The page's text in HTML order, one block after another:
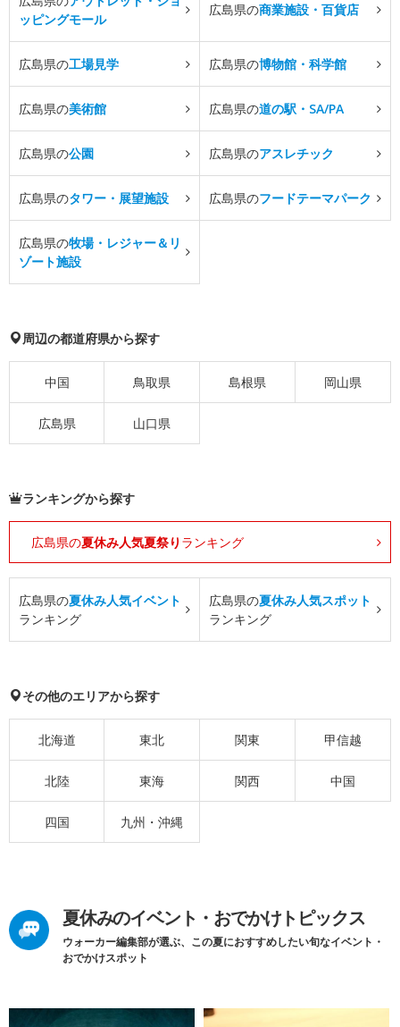
ッピングモール
広島県の商業施設・百貨店
広島県の工場見学 広島県の博物館・科学館
広島県の美術館 広島県の道の駅・SA/PA
広島県の公園 広島県のアスレチック
広島県のタワー・展望施設 広島県のフードテーマパーク
広島県の牧場・レジャー＆リ
ゾート施設
周辺の都道府県から探す
中国 鳥取県 島根県 岡山県
広島県 山口県
ランキングから探す
広島県の夏休み人気夏祭り ランキング
広島県の夏休み人気イベント
ランキング
広島県の夏休み人気スポット
ランキング
その他のエリアから探す
北海道 東北 関東 甲信越
北陸 東海 関西 中国
四国 九州・沖縄
夏休みのイベント・おでかけトピックス
ウォーカー編集部が選ぶ、この夏におすすめしたい旬なイベント・
おでかけスポット